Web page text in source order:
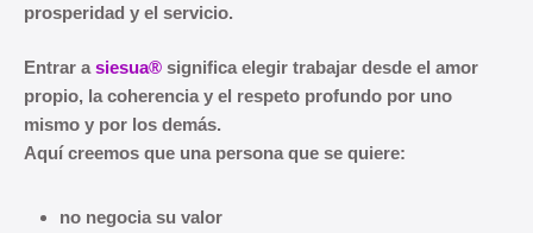
prosperidad y el servicio.
Entrar a siesua® significa elegir trabajar desde el amor
propio, la coherencia y el respeto profundo por uno
mismo y por los demás.
Aquí creemos que una persona que se quiere:
no negocia su valor